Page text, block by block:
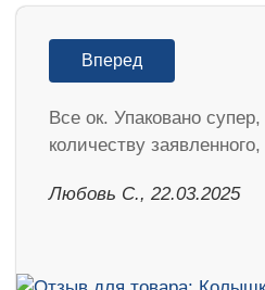
Вперед
Все ок. Упаковано
количеству
Любовь С., 22.03.2025